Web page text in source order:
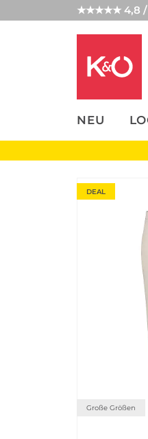
★★★★★ 4,8 /
NEU
UNSERE APP
CLICK
DEAL
Große Größen